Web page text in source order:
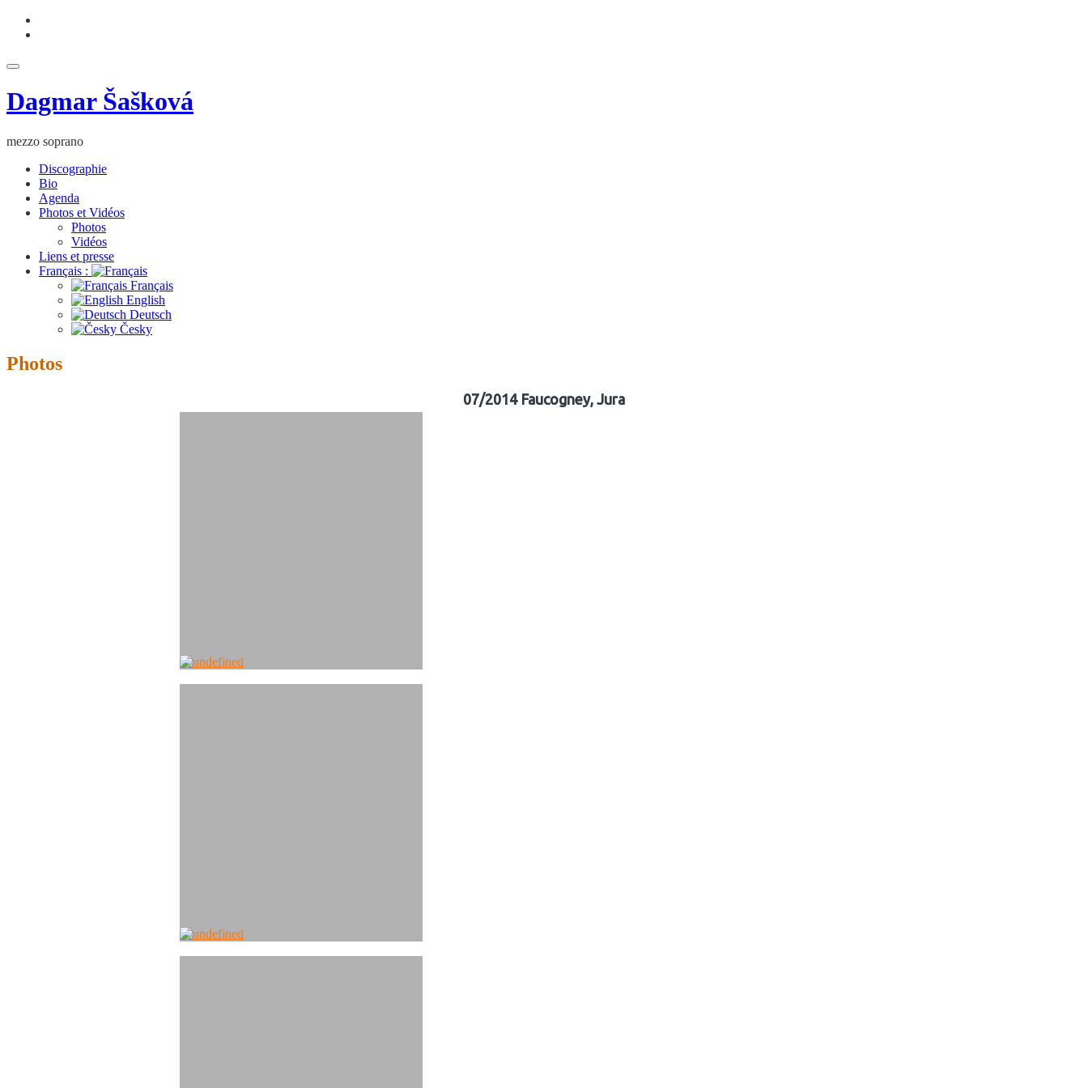
Aller
Déplier
navigation
Dagmar Šašková
mezzo soprano
Discographie
Bio
Agenda
Photos et Vidéos
Photos
Vidéos
Liens et presse
Français :
Français
English
Deutsch
Česky
Photos
07/2014 Faucogney, Jura